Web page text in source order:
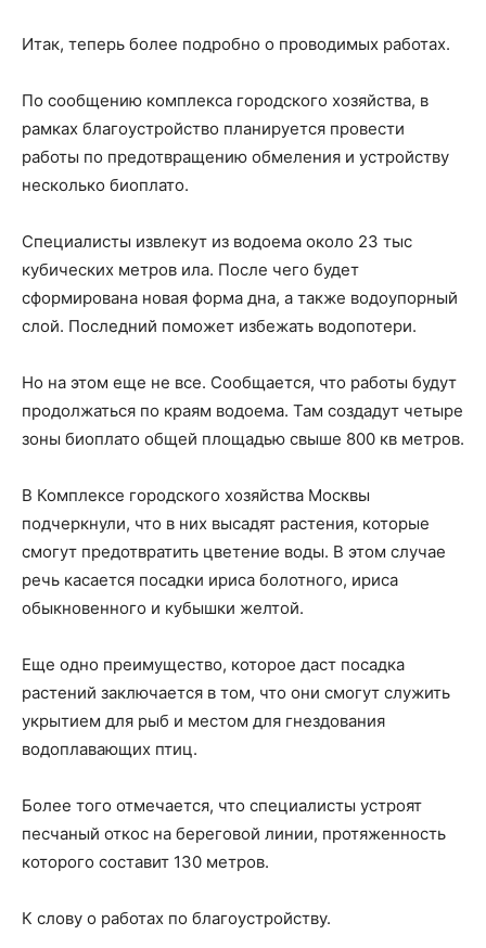
Итак, теперь более подробно о проводимых работах.
По сообщению комплекса городского хозяйства, в
рамках благоустройство планируется провести
работы по предотвращению обмеления и устройству
несколько биоплато.
Специалисты извлекут из водоема около 23 тыс
кубических метров ила. После чего будет
сформирована новая форма дна, а также водоупорный
слой. Последний поможет избежать водопотери.
Но на этом еще не все. Сообщается, что работы будут
продолжаться по краям водоема. Там создадут четыре
зоны биоплато общей площадью свыше 800 кв метров.
В Комплексе городского хозяйства Москвы
подчеркнули, что в них высадят растения, которые
смогут предотвратить цветение воды. В этом случае
речь касается посадки ириса болотного, ириса
обыкновенного и кубышки желтой.
Еще одно преимущество, которое даст посадка
растений заключается в том, что они смогут служить
укрытием для рыб и местом для гнездования
водоплавающих птиц.
Более того отмечается, что специалисты устроят
песчаный откос на береговой линии, протяженность
которого составит 130 метров.
К слову о работах по благоустройству.